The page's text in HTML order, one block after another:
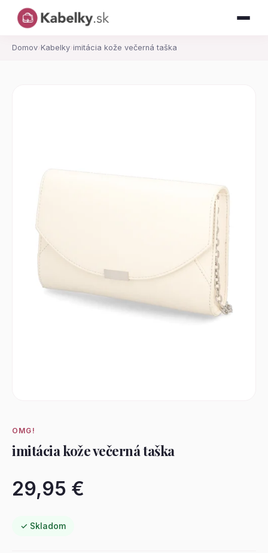
Domov› Kabelky› imitácia kože večerná taška
OMG!
imitácia kože večerná taška
29,95 €
✓ Skladom